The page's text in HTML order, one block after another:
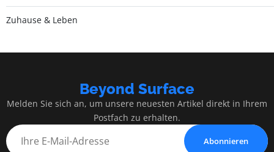
Zuhause & Leben
Beyond Surface
Melden Sie sich an, um unsere neuesten Artikel direkt in Ihrem
Postfach zu erhalten.
Abonnieren